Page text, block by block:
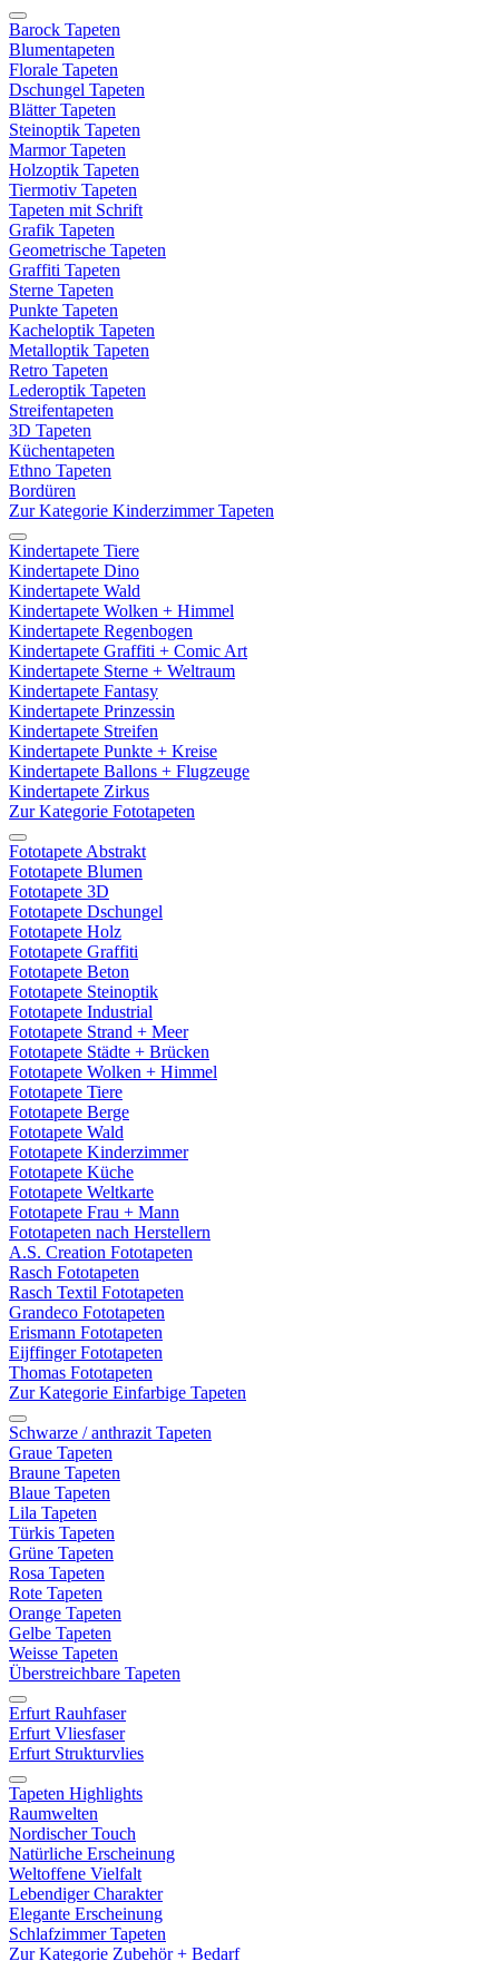
Barock Tapeten
Blumentapeten
Florale Tapeten
Dschungel Tapeten
Blätter Tapeten
Steinoptik Tapeten
Marmor Tapeten
Holzoptik Tapeten
Tiermotiv Tapeten
Tapeten mit Schrift
Grafik Tapeten
Geometrische Tapeten
Graffiti Tapeten
Sterne Tapeten
Punkte Tapeten
Kacheloptik Tapeten
Metalloptik Tapeten
Retro Tapeten
Lederoptik Tapeten
Streifentapeten
3D Tapeten
Küchentapeten
Ethno Tapeten
Bordüren
Zur Kategorie Kinderzimmer Tapeten
Kindertapete Tiere
Kindertapete Dino
Kindertapete Wald
Kindertapete Wolken + Himmel
Kindertapete Regenbogen
Kindertapete Graffiti + Comic Art
Kindertapete Sterne + Weltraum
Kindertapete Fantasy
Kindertapete Prinzessin
Kindertapete Streifen
Kindertapete Punkte + Kreise
Kindertapete Ballons + Flugzeuge
Kindertapete Zirkus
Zur Kategorie Fototapeten
Fototapete Abstrakt
Fototapete Blumen
Fototapete 3D
Fototapete Dschungel
Fototapete Holz
Fototapete Graffiti
Fototapete Beton
Fototapete Steinoptik
Fototapete Industrial
Fototapete Strand + Meer
Fototapete Städte + Brücken
Fototapete Wolken + Himmel
Fototapete Tiere
Fototapete Berge
Fototapete Wald
Fototapete Kinderzimmer
Fototapete Küche
Fototapete Weltkarte
Fototapete Frau + Mann
Fototapeten nach Herstellern
A.S. Creation Fototapeten
Rasch Fototapeten
Rasch Textil Fototapeten
Grandeco Fototapeten
Erismann Fototapeten
Eijffinger Fototapeten
Thomas Fototapeten
Zur Kategorie Einfarbige Tapeten
Schwarze / anthrazit Tapeten
Graue Tapeten
Braune Tapeten
Blaue Tapeten
Lila Tapeten
Türkis Tapeten
Grüne Tapeten
Rosa Tapeten
Rote Tapeten
Orange Tapeten
Gelbe Tapeten
Weisse Tapeten
Überstreichbare Tapeten
Erfurt Rauhfaser
Erfurt Vliesfaser
Erfurt Strukturvlies
Tapeten Highlights
Raumwelten
Nordischer Touch
Natürliche Erscheinung
Weltoffene Vielfalt
Lebendiger Charakter
Elegante Erscheinung
Schlafzimmer Tapeten
Zur Kategorie Zubehör + Bedarf